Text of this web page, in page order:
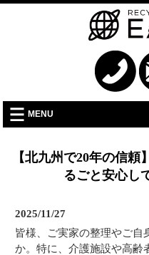
MENU
【北九州で20年の信頼】施設入居前の生前整理、ま
るごと安心し
2025/11/27
皆様、ご実家の整理やご自
か。特に、介護施設や高齢